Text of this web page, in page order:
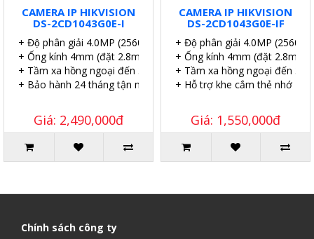
CAMERA IP HIKVISION
DS-2CD1043G0E-I
+ Độ phân giải 4.0MP (2560×1140P)
+ Ống kính 4mm (đặt 2.8mm, 6mm).
+ Tầm xa hồng ngoại đến 30m.
+ Bảo hành 24 tháng tận nơi.
Giá: 2,490,000đ
CAMERA IP HIKVISION
DS-2CD1043G0E-IF
+ Độ phân giải 4.0MP
+ Ống kính 4mm (đặt 2.8mm,
+ Tầm xa hồng ngoại đến
+ Hỗ trợ khe cắm thẻ nhớ
Giá: 1,550,000đ
Chính sách công ty